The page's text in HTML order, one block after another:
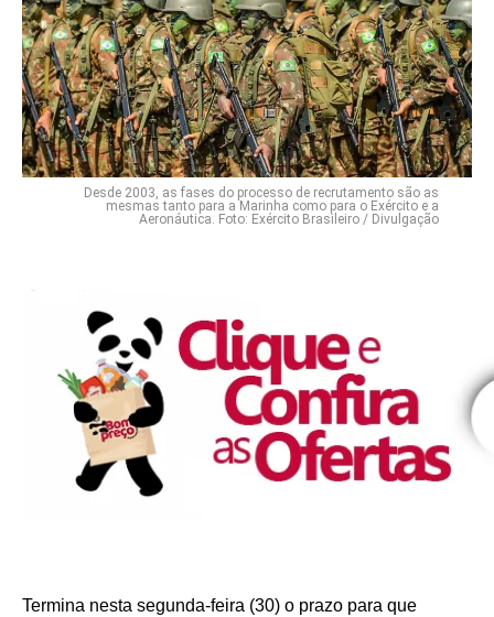
Desde 2003, as fases do processo de recrutamento são as
mesmas tanto para a Marinha como para o Exército e a
Aeronáutica. Foto: Exército Brasileiro / Divulgação
Termina nesta segunda-feira (30) o prazo para que